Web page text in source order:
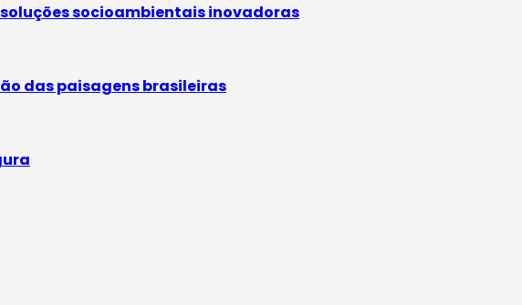
socioambientais inovadoras
das paisagens brasileiras